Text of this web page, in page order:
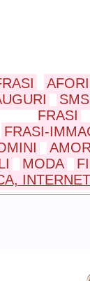
SMS
FRASI
FRASI-
MODA